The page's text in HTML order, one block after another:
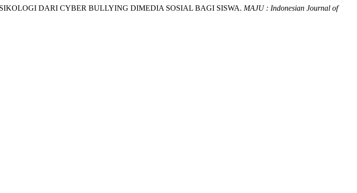
DARI CYBER BULLYING DIMEDIA SOSIAL BAGI SISWA. MAJU : Indonesian Journal of